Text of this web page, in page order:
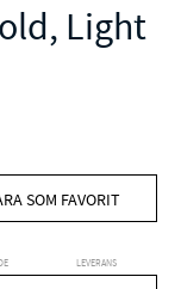
Light
SOM FAVORIT
LEVERANS